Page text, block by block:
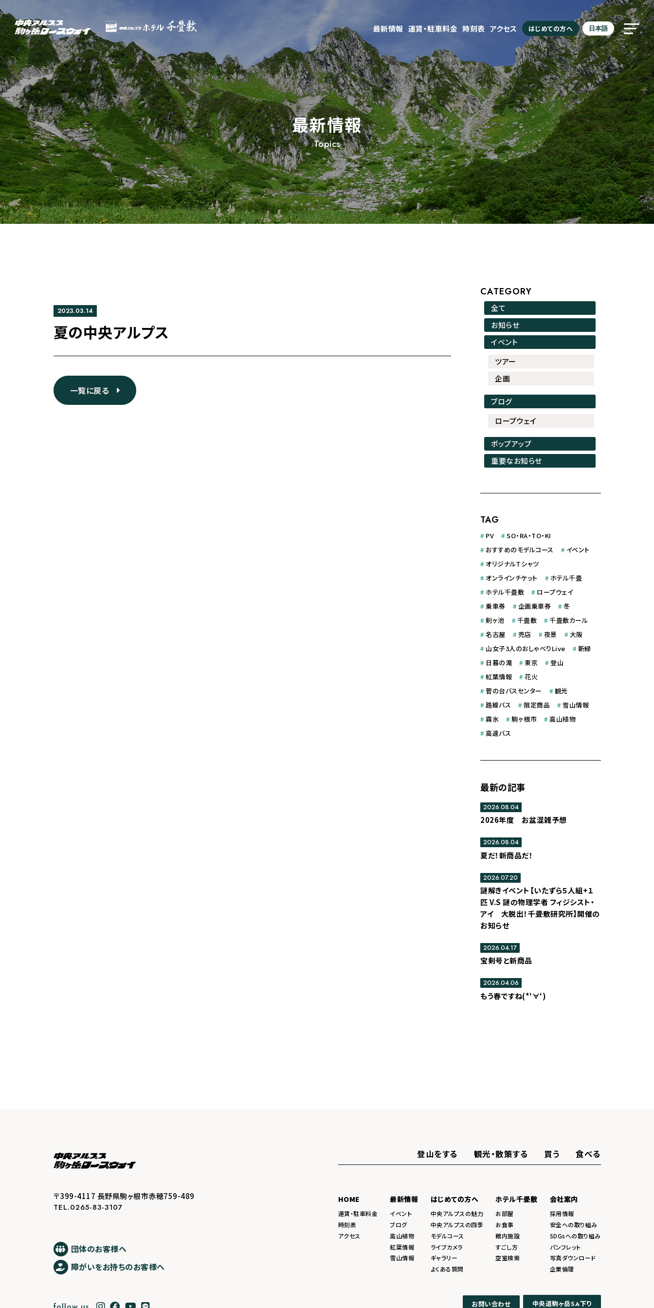
最新情報 運賃・駐車料金 時刻表 アクセス はじめての方へ 日本語
最新情報
Topics
2023.03.14
夏の中央アルプス
一覧に戻る
CATEGORY
全て
お知らせ
イベント
ツアー
企画
ブログ
ロープウェイ
ポップアップ
重要なお知らせ
TAG
# PV # SO・RA・TO・KI
# おすすめのモデルコース # イベント
# オリジナルＴシャツ
# オンラインチケット # ホテル千畳
# ホテル千畳敷 # ロープウェイ
# 乗車券 # 企画乗車券 # 冬
# 剣ヶ池 # 千畳敷 # 千畳敷カール
# 名古屋 # 売店 # 夜景 # 大阪
# 山女子3人のおしゃべりLive # 新緑
# 日暮の滝 # 東京 # 登山
# 紅葉情報 # 花火
# 菅の台バスセンター # 観光
# 路線バス # 限定商品 # 雪山情報
# 霧氷 # 駒ヶ根市 # 高山植物
# 高速バス
最新の記事
2026年度 お盆混雑予想
2026.08.04
夏だ！新商品だ！
2026.08.04
謎解きイベント【いたずら５人組+１
匹 V.S 謎の物理学者 フィジシスト・
アイ 大脱出！千畳敷研究所】開催の
お知らせ
2026.07.20
宝剣号と新商品
2026.04.17
もう春ですね(*‘∀‘)
2026.04.06
〒399-4117 長野県駒ヶ根市赤穂759-489
TEL.0265-83-3107
団体のお客様へ
障がいをお持ちのお客様へ
登山をする 観光・散策する 買う 食べる
HOME
運賃・駐車料金
時刻表
アクセス
最新情報
イベント
ブログ
高山植物
紅葉情報
雪山情報
はじめての方へ
中央アルプスの魅力
中央アルプスの四季
モデルコース
ライブカメラ
ギャラリー
よくある質問
ホテル千畳敷
お部屋
お食事
館内施設
すごし方
空室検索
会社案内
採用情報
安全への取り組み
SDGsへの取り組み
パンフレット
写真ダウンロード
企業倫理
お問い合わせ 中央道駒ヶ岳SA下り